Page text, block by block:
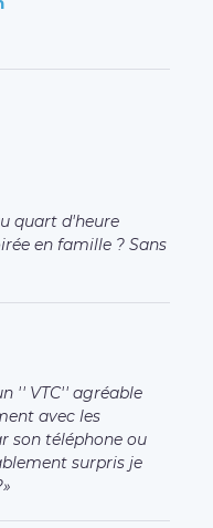
quart d'heure
en famille ? Sans
'' VTC'' agréable
avec les
son téléphone ou
surpris je